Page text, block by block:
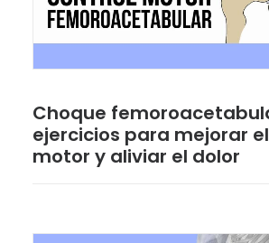
Choque
ejercicios para mejorar
motor y aliviar el dolor